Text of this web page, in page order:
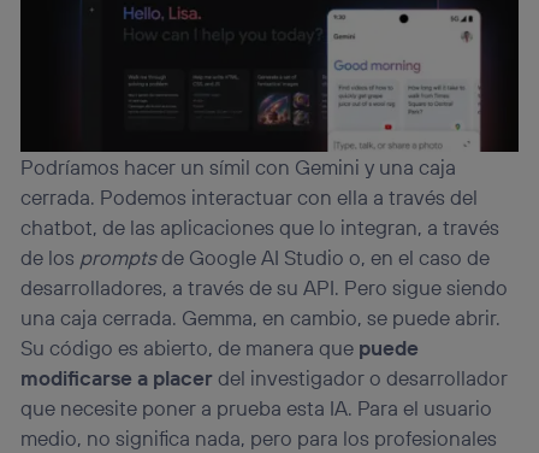
Podríamos hacer un símil con Gemini y una caja
cerrada. Podemos interactuar con ella a través del
chatbot, de las aplicaciones que lo integran, a través
de los promptsde Google AI Studio o, en el caso de
desarrolladores, a través de su API. Pero sigue siendo
una caja cerrada. Gemma, en cambio, se puede abrir.
Su código es abierto, de manera que puede
modificarse a placerdel investigador o desarrollador
que necesite poner a prueba esta IA. Para el usuario
medio, no significa nada, pero para los profesionales